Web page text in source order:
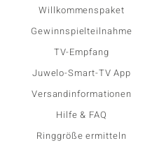
Willkommenspaket
Gewinnspielteilnahme
TV-Empfang
Juwelo-Smart-TV App
Versandinformationen
Hilfe & FAQ
Ringgröße ermitteln